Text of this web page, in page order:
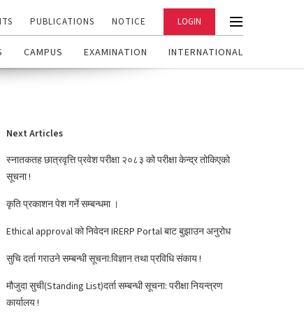
PUBLICATIONS NOTICE LOGIN
CAMPUS EXAMINATION INTERNATIONAL
Next Articles
स्नातकतह छात्रवृत्ति प्रवेश परीक्षा २०८३ को परीक्षा केन्द्र तोकिएको
सूचना !
कृति प्रकाशन पेश गर्ने सम्बन्धमा ।
Ethical approval को निवेदन IRERP Portal बाट बुझाउन अनुरोध
सुचि दर्ता गराउने सम्बन्धी सूचना:विज्ञान तथा प्रविधि संकाय !
मौजुदा सुची(Standing List)दर्ता सम्बन्धी सूचना: परीक्षा नियन्त्रण
कार्यालय !